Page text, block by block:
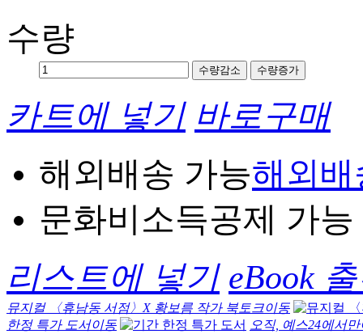
수량
수량감소 수량증가
카트에 넣기 바로구매
해외배송 가능해외
문화비소득공제 가능
리스트에 넣기 eBook
뮤지컬 〈휴남동 서점〉X 황보름 작가 북토크이동
한정 특가 도서이동 오직, 예스24에서만